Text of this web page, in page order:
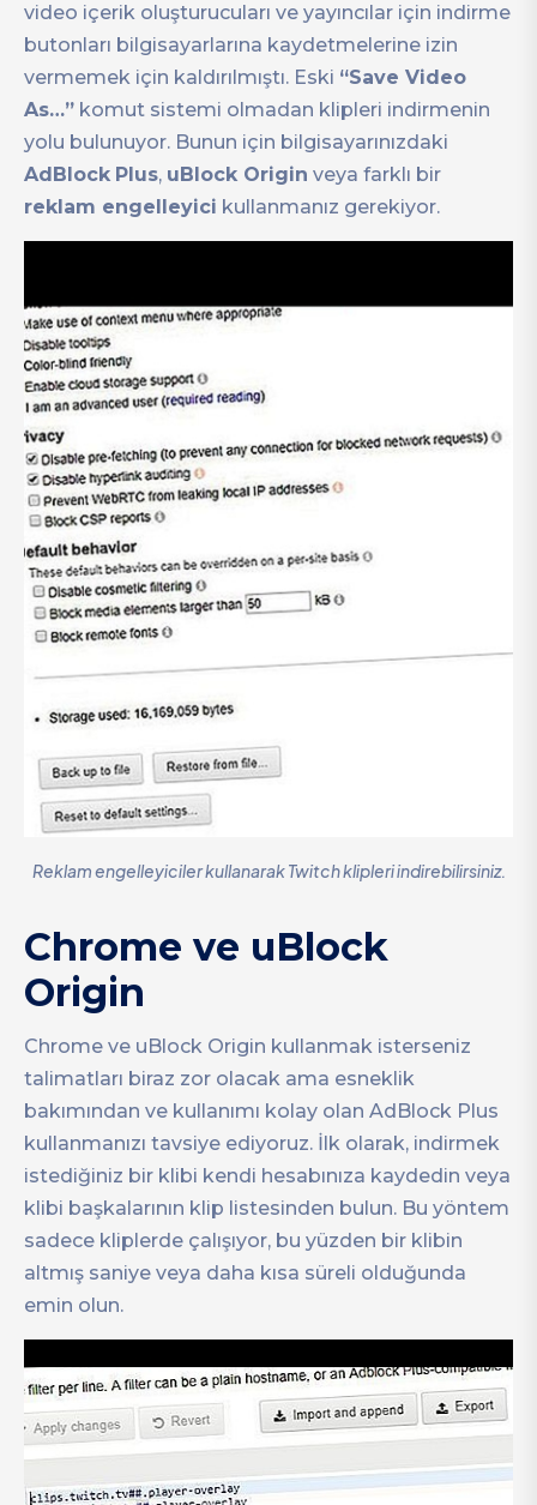
video içerik oluşturucuları ve yayıncılar için indirme
butonları bilgisayarlarına kaydetmelerine izin
vermemek için kaldırılmıştı. Eski “Save Video
As…” komut sistemi olmadan klipleri indirmenin
yolu bulunuyor. Bunun için bilgisayarınızdaki
AdBlock Plus, uBlock Origin veya farklı bir
reklam engelleyici kullanmanız gerekiyor.
Reklam engelleyiciler kullanarak Twitch klipleri indirebilirsiniz.
Chrome ve uBlock
Origin
Chrome ve uBlock Origin kullanmak isterseniz
talimatları biraz zor olacak ama esneklik
bakımından ve kullanımı kolay olan AdBlock Plus
kullanmanızı tavsiye ediyoruz. İlk olarak, indirmek
istediğiniz bir klibi kendi hesabınıza kaydedin veya
klibi başkalarının klip listesinden bulun. Bu yöntem
sadece kliplerde çalışıyor, bu yüzden bir klibin
altmış saniye veya daha kısa süreli olduğunda
emin olun.